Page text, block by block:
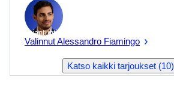
asiantuntija
Valinnut Alessandro Fiamingo
Katso kaikki tarjoukset (10)